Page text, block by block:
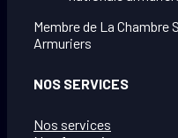
Membre de La Chambre
Armuriers
NOS SERVICES
Nos services